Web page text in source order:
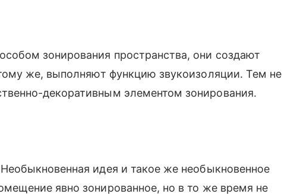
зонирования пространства, они создают
же, выполняют функцию звукоизоляции. Тем не
декоративным элементом зонирования.
идея и такое же необыкновенное
явно зонированное, но в то же время не